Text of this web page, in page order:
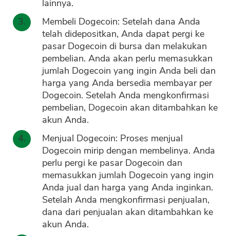
lainnya.
Membeli Dogecoin: Setelah dana Anda
telah didepositkan, Anda dapat pergi ke
pasar Dogecoin di bursa dan melakukan
pembelian. Anda akan perlu memasukkan
jumlah Dogecoin yang ingin Anda beli dan
harga yang Anda bersedia membayar per
Dogecoin. Setelah Anda mengkonfirmasi
pembelian, Dogecoin akan ditambahkan ke
akun Anda.
Menjual Dogecoin: Proses menjual
Dogecoin mirip dengan membelinya. Anda
perlu pergi ke pasar Dogecoin dan
memasukkan jumlah Dogecoin yang ingin
Anda jual dan harga yang Anda inginkan.
Setelah Anda mengkonfirmasi penjualan,
dana dari penjualan akan ditambahkan ke
akun Anda.